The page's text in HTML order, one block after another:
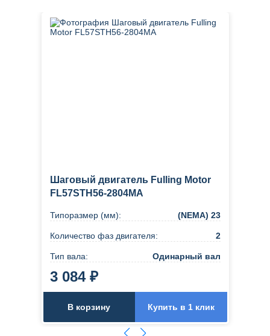
Шаговый двигатель Fulling Motor
FL57STH56-2804MA
Типоразмер (мм): (NEMA) 23
Количество фаз двигателя: 2
Тип вала: Одинарный вал
3 084 ₽
В корзину Купить в 1 клик